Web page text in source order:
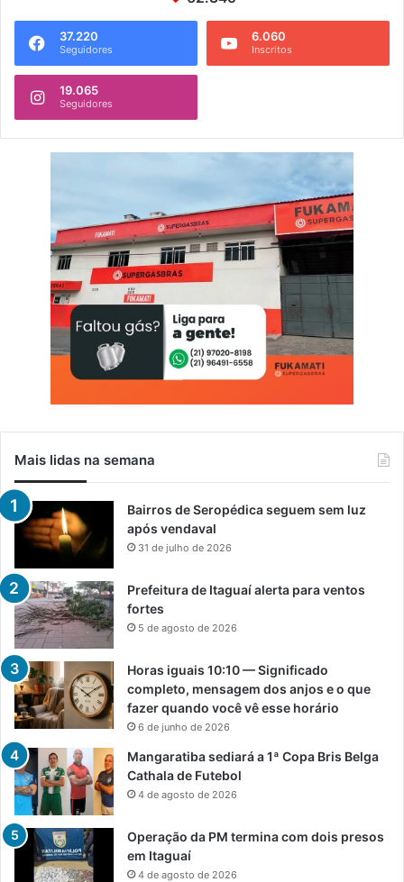
37.220
Seguidores
6.060
Inscritos
19.065
Seguidores
Mais lidas na semana
Bairros de Seropédica seguem sem luz
após vendaval
31 de julho de 2026
Prefeitura de Itaguaí alerta para ventos
fortes
5 de agosto de 2026
Horas iguais 10:10 — Significado
completo, mensagem dos anjos e o que
fazer quando você vê esse horário
6 de junho de 2026
Mangaratiba sediará a 1ª Copa Bris Belga
Cathala de Futebol
4 de agosto de 2026
Operação da PM termina com dois presos
em Itaguaí
4 de agosto de 2026